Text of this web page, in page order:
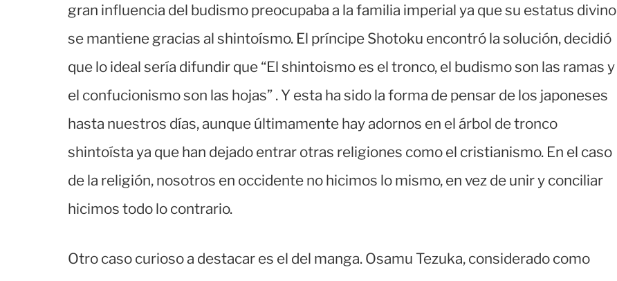
gran influencia del budismo preocupaba a la familia imperial ya que su estatus divino
se mantiene gracias al shintoísmo. El príncipe Shotoku encontró la solución, decidió
que lo ideal sería difundir que “El shintoismo es el tronco, el budismo son las ramas y
el confucionismo son las hojas” . Y esta ha sido la forma de pensar de los japoneses
hasta nuestros días, aunque últimamente hay adornos en el árbol de tronco
shintoísta ya que han dejado entrar otras religiones como el cristianismo. En el caso
de la religión, nosotros en occidente no hicimos lo mismo, en vez de unir y conciliar
hicimos todo lo contrario.
Otro caso curioso a destacar es el del manga. Osamu Tezuka, considerado como